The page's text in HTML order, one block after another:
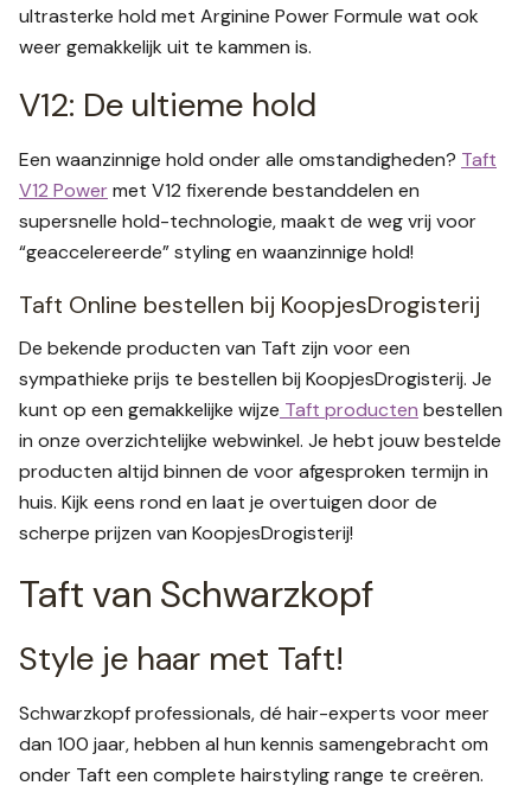
ultrasterke hold met Arginine Power Formule wat ook
weer gemakkelijk uit te kammen is.
V12: De ultieme hold
Een waanzinnige hold onder alle omstandigheden? Taft
V12 Power met V12 fixerende bestanddelen en
supersnelle hold-technologie, maakt de weg vrij voor
“geaccelereerde” styling en waanzinnige hold!
Taft Online bestellen bij KoopjesDrogisterij
De bekende producten van Taft zijn voor een
sympathieke prijs te bestellen bij KoopjesDrogisterij. Je
kunt op een gemakkelijke wijze Taft producten bestellen
in onze overzichtelijke webwinkel. Je hebt jouw bestelde
producten altijd binnen de voor afgesproken termijn in
huis. Kijk eens rond en laat je overtuigen door de
scherpe prijzen van KoopjesDrogisterij!
Taft van Schwarzkopf
Style je haar met Taft!
Schwarzkopf professionals, dé hair-experts voor meer
dan 100 jaar, hebben al hun kennis samengebracht om
onder Taft een complete hairstyling range te creëren.